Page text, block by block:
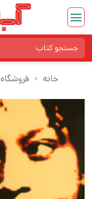
Skip
content
برای:
خانه » فروشگاه